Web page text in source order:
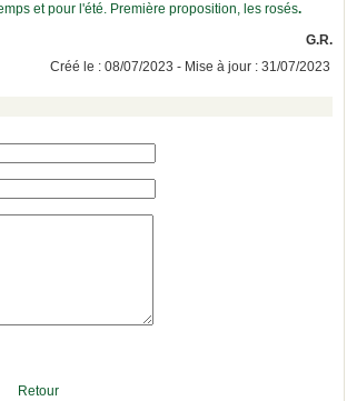
et pour l'été. Première proposition, les rosés.
G.R.
Créé le : 08/07/2023 - Mise à jour : 31/07/2023
Retour